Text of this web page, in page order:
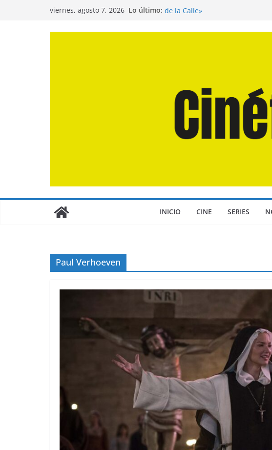
viernes, agosto 7, 2026 Lo último: Entrevista a Juan Martín Hsu,
INICIO CINE SERIES
Paul Verhoeven